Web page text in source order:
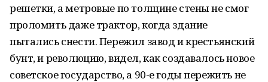
решетки, а метровые по толщине стены не смог
проломить даже трактор, когда здание
пытались снести. Пережил завод и крестьянский
бунт, и революцию, видел, как создавалось новое
советское государство, а 90-е годы пережить не